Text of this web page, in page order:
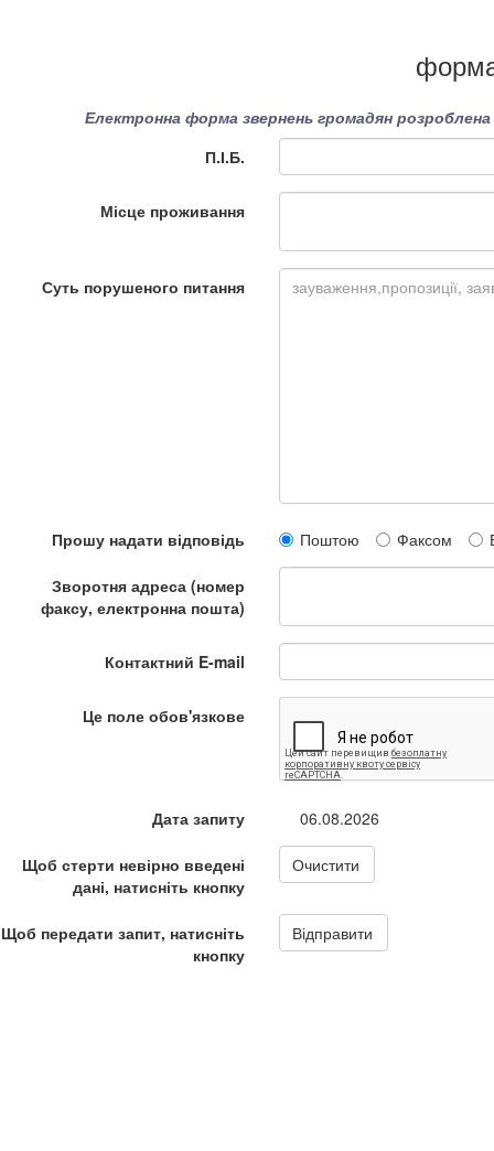
Електронна форма звернень громадян розроблена
П.І.Б.
Місце проживання
Суть порушеного питання
Прошу надати відповідь Поштою Факсом
Зворотня адреса (номер
факсу, електронна пошта)
Контактний E-mail
Це поле обов'язкове
Дата запиту 06.08.2026
Щоб стерти невірно введені
дані, натисніть кнопку
Очистити
Щоб передати запит, натисніть
кнопку
Відправити